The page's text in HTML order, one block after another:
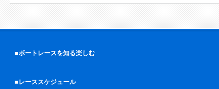
■ボートレースを知る楽しむ
■レーススケジュール